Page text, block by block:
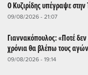
Ο Κυζιρίδης υπέγραψε
09/08/2026 - 21:07
Γιαννακόπουλος: «Ποτέ
χρόνια θα βλέπω τους
09/08/2026 - 19:14